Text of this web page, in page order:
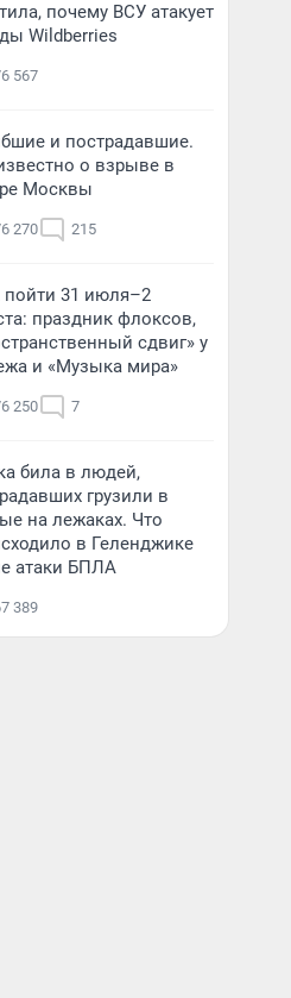
почему ВСУ атакует
Wildberries
567
и пострадавшие.
о взрыве в
Москвы
270 215
пойти 31 июля–2
праздник флоксов,
сдвиг» у
и «Музыка мира»
250 7
била в людей,
грузили в
на лежаках. Что
в Геленджике
атаки БПЛА
389